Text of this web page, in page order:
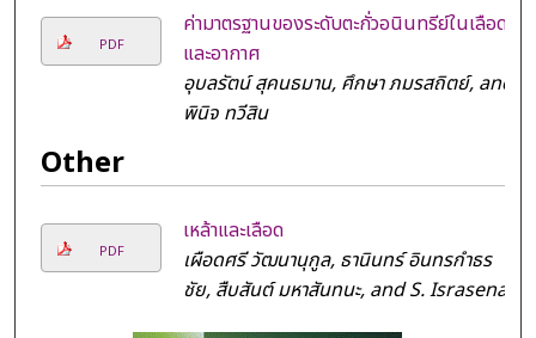
PDF
ค่ามาตรฐานของระดับตะกั่วอนินทรีย์ในเลือด
และอากาศ
อุบลรัตน์ สุคนธมาน, ศึกษา ภมรสถิตย์, and
พินิจ ทวีสิน
Other
PDF
เหล้าและเลือด
เผือดศรี วัฒนานุกูล, ธานินทร์ อินทรกำธร
ชัย, สืบสันต์ มหาสันทนะ, and S. Israsena